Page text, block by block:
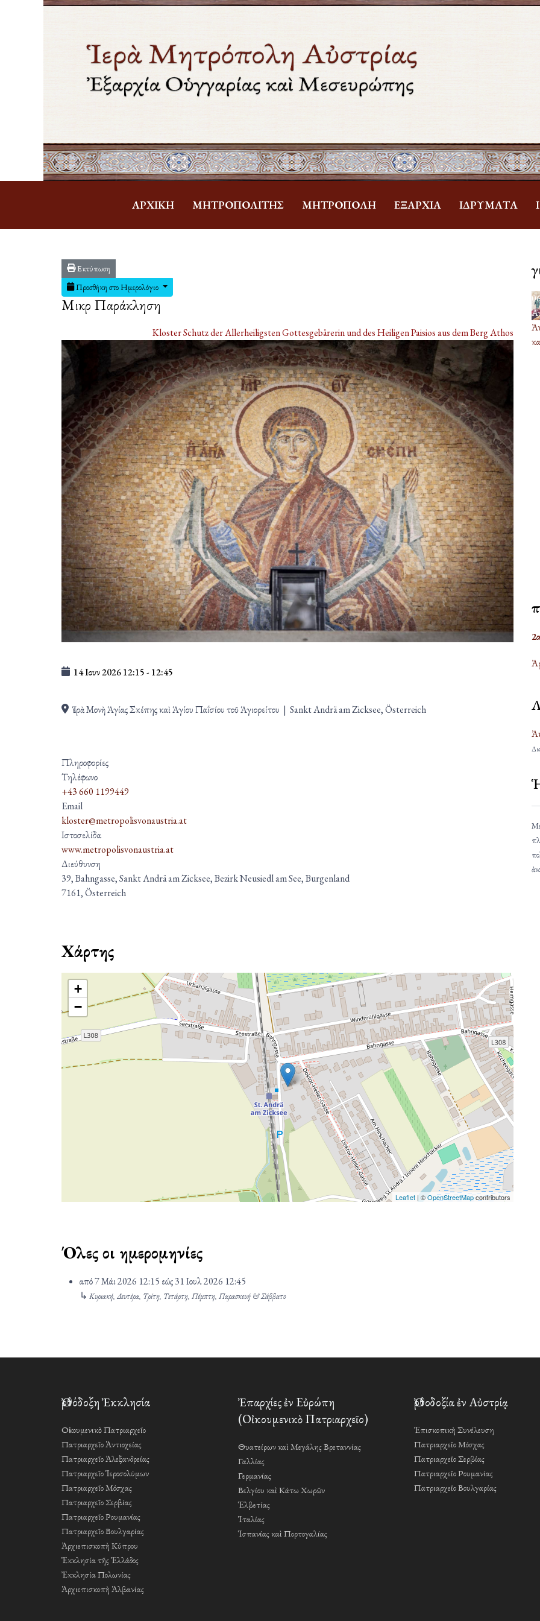
ἈΡΧΙΚΉ ΜΗΤΡΟΠΟΛΊΤΗΣ ΜΗΤΡΌΠΟΛΗ ἘΞΑΡΧΊΑ ἹΔΡΎΜΑΤΑ
Εκτύπωση
Προσθήκη στο Ημερολόγιο
Μικρὰ Παράκληση
Kloster Schutz der Allerheiligsten Gottesgebärerin und des Heiligen Paisios aus dem Berg Athos
14 Ιουν 202612:15- 12:45
Ἱερὰ Μονὴ Ἁγίας Σκέπης καὶ Ἁγίου Παΐσίου τοῦ Ἁγιορείτου | Sankt Andrä am Zicksee, Österreich
Πληροφορίες
Τηλέφωνο
+43 660 1199449
Email
kloster@metropolisvonaustria.at
Ιστοσελίδα
www.metropolisvonaustria.at
Διεύθυνση
39, Bahngasse, Sankt Andrä am Zicksee, Bezirk Neusiedl am See, Burgenland
7161, Österreich
Χάρτης
+
−
Leaflet | ©OpenStreetMapcontributors
Όλες οι ημερομηνίες
από7 Μάι 2026 12:15 εώς31 Ιουλ 2026 12:45
↳ Κυριακή, Δευτέρα, Τρίτη, Τετάρτη, Πέμπτη, Παρασκευή & Σάββατο
Ὀρθόδοξη Ἐκκλησία
Οἰκουμενικὸ Πατριαρχεῖο
Πατριαρχεῖο Ἀντιοχείας
Πατριαρχεῖο Ἀλεξανδρείας
Πατριαρχεῖο Ἱεροσολύμων
Πατριαρχεῖο Μόσχας
Πατριαρχεῖο Σερβίας
Πατριαρχεῖο Ρουμανίας
Πατριαρχεῖο Βουλγαρίας
Ἀρχιεπισκοπὴ Κύπρου
Ἐκκλησία τῆς Ἑλλάδος
Ἐκκλησία Πολωνίας
Ἀρχιεπισκοπὴ Ἀλβανίας
Ἐπαρχίες ἐν Εὐρώπη
(Οἰκουμενικὸ Πατριαρχεῖο)
Θυατείρων καὶ Μεγάλης Βρεταννίας
Γαλλίας
Γερμανίας
Βελγίου καὶ Κάτω Χωρῶν
Ἑλβετίας
Ἰταλίας
Ἱσπανίας καὶ Πορτογαλίας
Ὀρθοδοξία ἐν Αὐστρίᾳ
Ἐπισκοπικὴ Συνέλευση
Πατριαρχεῖο Μόσχας
Πατριαρχεῖο Σερβίας
Πατριαρχεῖο Ρουμανίας
Πατριαρχεῖο Βουλγαρίας